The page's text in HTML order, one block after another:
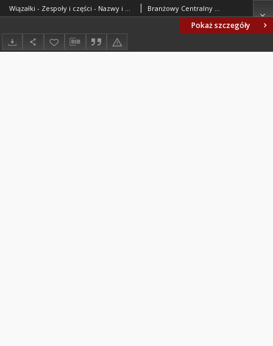
Pokaż szczegóły
Wiązałki - Zespoły i części - Nazwy i określenia BN-64/1900-24 Branżowy Centralny Ośrodek Normalizacyjny. Oprac.